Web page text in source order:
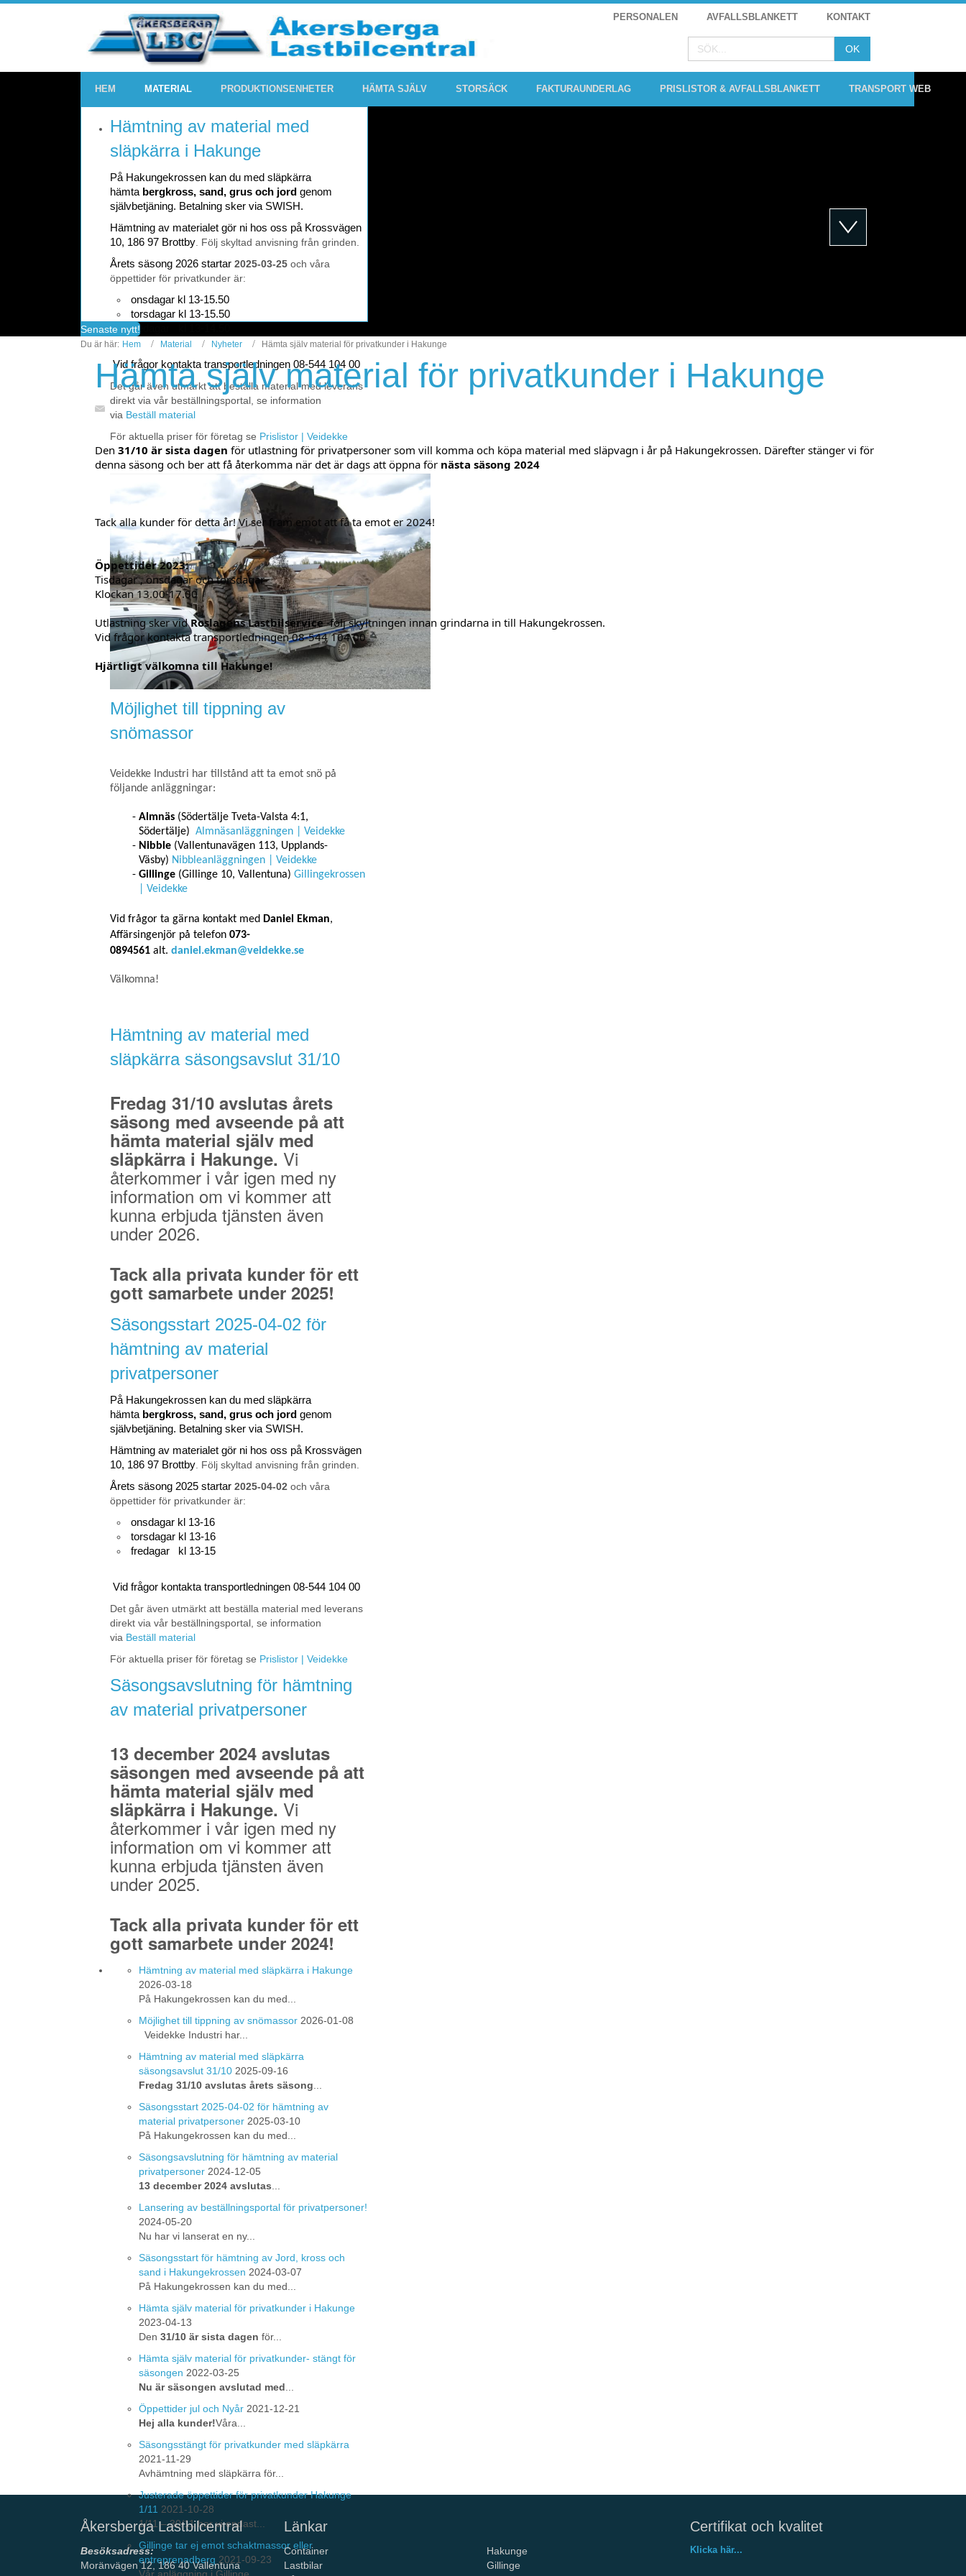
PERSONALEN AVFALLSBLANKETT KONTAKT
HEM MATERIAL PRODUKTIONSENHETER HÄMTA SJÄLV STORSÄCK FAKTURAUNDERLAG PRISLISTOR & AVFALLSBLANKETT TRANSPORT WEB
Hämtning av material med
släpkärra i Hakunge
På Hakungekrossen kan du med släpkärra
hämta bergkross, sand, grus och jord genom
självbetjäning. Betalning sker via SWISH.
Hämtning av materialet gör ni hos oss på Krossvägen
10, 186 97 Brottby . Följ skyltad anvisning från grinden.
Årets säsong 2026 startar 2025-03-25 och våra
öppettider för privatkunder är:
onsdagar kl 13-15.50
torsdagar kl 13-15.50
fredagar kl 13-14.50
Vid frågor kontakta transportledningen 08-544 104 00
Det går även utmärkt att beställa material med leverans
direkt via vår beställningsportal, se information
via Beställ material
För aktuella priser för företag se Prislistor | Veidekke
Möjlighet till tippning av
snömassor
Veidekke Industri har tillstånd att ta emot snö på
följande anläggningar:
Almnäs (Södertälje Tveta-Valsta 4:1,
Södertälje) Almnäsanläggningen | Veidekke
Nibble (Vallentunavägen 113, Upplands-
Väsby) Nibbleanläggningen | Veidekke
Gillinge (Gillinge 10, Vallentuna) Gillingekrossen
| Veidekke
Vid frågor ta gärna kontakt med Daniel Ekman,
Affärsingenjör på telefon 073-
0894561 alt. daniel.ekman@veidekke.se
Välkomna!
Hämtning av material med
släpkärra säsongsavslut 31/10
Fredag 31/10 avslutas årets
säsong med avseende på att
hämta material själv med
släpkärra i Hakunge. Vi
återkommer i vår igen med ny
information om vi kommer att
kunna erbjuda tjänsten även
under 2026.
Tack alla privata kunder för ett
gott samarbete under 2025!
Säsongsstart 2025-04-02 för
hämtning av material
privatpersoner
På Hakungekrossen kan du med släpkärra
hämta bergkross, sand, grus och jord genom
självbetjäning. Betalning sker via SWISH.
Hämtning av materialet gör ni hos oss på Krossvägen
10, 186 97 Brottby . Följ skyltad anvisning från grinden.
Årets säsong 2025 startar 2025-04-02 och våra
öppettider för privatkunder är:
onsdagar kl 13-16
torsdagar kl 13-16
fredagar kl 13-15
Vid frågor kontakta transportledningen 08-544 104 00
Det går även utmärkt att beställa material med leverans
direkt via vår beställningsportal, se information
via Beställ material
För aktuella priser för företag se Prislistor | Veidekke
Säsongsavslutning för hämtning
av material privatpersoner
13 december 2024 avslutas
säsongen med avseende på att
hämta material själv med
släpkärra i Hakunge. Vi
återkommer i vår igen med ny
information om vi kommer att
kunna erbjuda tjänsten även
under 2025.
Tack alla privata kunder för ett
gott samarbete under 2024!
Hämtning av material med släpkärra i Hakunge
2026-03-18
På Hakungekrossen kan du med...
Möjlighet till tippning av snömassor 2026-01-08
Veidekke Industri har...
Hämtning av material med släpkärra
säsongsavslut 31/10 2025-09-16
Fredag 31/10 avslutas årets säsong
Säsongsstart 2025-04-02 för hämtning av
material privatpersoner 2025-03-10
På Hakungekrossen kan du med...
Säsongsavslutning för hämtning av material
privatpersoner 2024-12-05
13 december 2024 avslutas
Lansering av beställningsportal för privatpersoner!
2024-05-20
Nu har vi lanserat en ny...
Säsongsstart för hämtning av Jord, kross och
sand i Hakungekrossen 2024-03-07
På Hakungekrossen kan du med...
Hämta själv material för privatkunder i Hakunge
2023-04-13
Den 31/10 är sista dagen för...
Hämta själv material för privatkunder- stängt för
säsongen 2022-03-25
Nu är säsongen avslutad med
Öppettider jul och Nyår 2021-12-21
Hej alla kunder!Våra...
Säsongsstängt för privatkunder med släpkärra
2021-11-29
Avhämtning med släpkärra för...
Justerade öppettider för privatkunder Hakunge
1/11 2021-10-28
1/11 – 30/11 har vi endast...
Gillinge tar ej emot schaktmassor eller
entreprenadberg 2021-09-23
Senaste nytt!
Du är här: Hem Material Nyheter Hämta själv material för privatkunder i Hakunge
Hämta själv material för privatkunder i Hakunge
Den 31/10 är sista dagen för utlastning för privatpersoner som vill komma och köpa material med släpvagn i år på Hakungekrossen. Därefter stänger vi för
denna säsong och ber att få återkomma när det är dags att öppna för nästa säsong 2024
Tack alla kunder för detta år! Vi ser fram emot att få ta emot er 2024!
Öppettider 2023:
Tisdagar , onsdagar och torsdagar
Klockan 13.00-17.00
Utlastning sker vid Roslagens Lastbilservice -följ skyltningen innan grindarna in till Hakungekrossen.
Vid frågor kontakta transportledningen 08-544 104 00
Hjärtligt välkomna till Hakunge!
Åkersberga Lastbilcentral
Besöksadress:
Moränvägen 12, 186 40 Vallentuna
Länkar
Container
Lastbilar
Hakunge
Gillinge
Certifikat och kvalitet
Klicka här...